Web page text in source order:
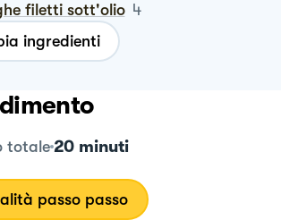
filetti sott'olio 4
ingredienti
totale 20 minuti
passo passo